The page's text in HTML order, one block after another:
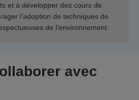
et à développer des cours de
l’adoption de techniques de
de l’environnement.
avec